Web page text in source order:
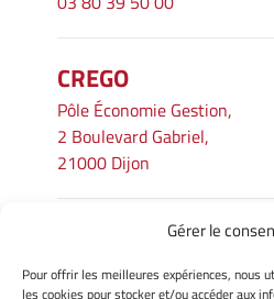
Gérer le
Pour offrir les meilleures expériences, nous
les cookies pour stocker et/ou accéder aux
CREGO
Pôle Économie Gestion,
2 Boulevard Gabriel,
21000 Dijon
INFORMATIONS
Mentions légales